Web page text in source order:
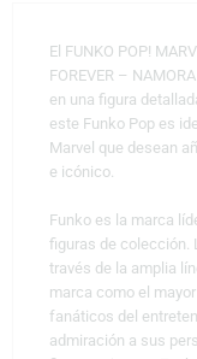
El FUNKO POP!
FOREVER –
en una figura
este Funko Pop es
Marvel que desean
e icónico.
Funko es la marca
figuras de colección.
través de la amplia
marca como el
fanáticos del
admiración a sus